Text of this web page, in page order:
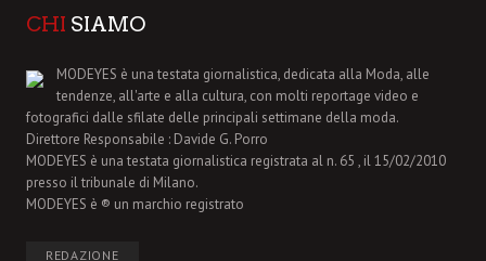
CHI SIAMO
MODEYES è una testata giornalistica, dedicata alla Moda, alle
tendenze, all'arte e alla cultura, con molti reportage video e
fotografici dalle sfilate delle principali settimane della moda.
Direttore Responsabile : Davide G. Porro
MODEYES è una testata giornalistica registrata al n. 65 , il 15/02/2010
presso il tribunale di Milano.
MODEYES è ® un marchio registrato
REDAZIONE